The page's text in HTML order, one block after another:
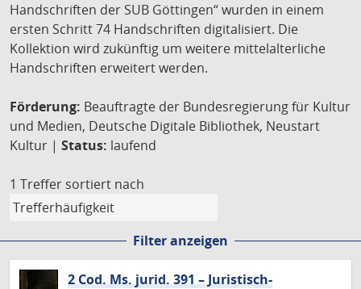
Handschriften der SUB Göttingen“ wurden in einem
ersten Schritt 74 Handschriften digitalisiert. Die
Kollektion wird zukünftig um weitere mittelalterliche
Handschriften erweitert werden.
Förderung: Beauftragte der Bundesregierung für Kultur
und Medien, Deutsche Digitale Bibliothek, Neustart
Kultur | Status: laufend
1 Treffer sortiert nach
Filter anzeigen
2 Cod. Ms. jurid. 391 – Juristisch-